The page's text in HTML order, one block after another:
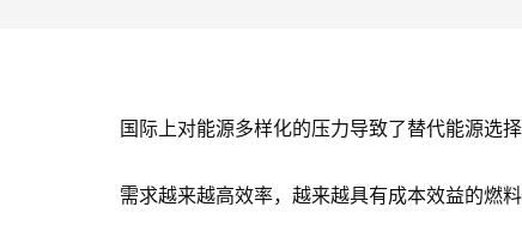
国际上对能源多样化的压力导致了替代能源选
需求越来越高效率，越来越具有成本效益的燃